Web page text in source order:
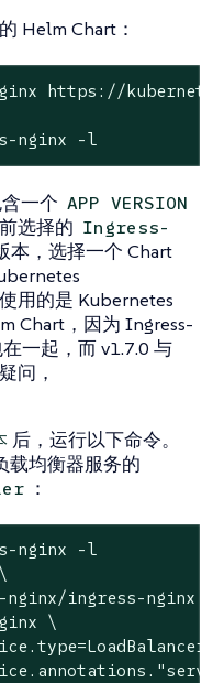
Helm Chart：
https://
nginx -l
一个 APP VERSION
选择的 Ingress-
本，选择一个 Chart
用的是 Kubernetes
Chart，因为 Ingress-
一起，而 v1.7.0 与
问，
后，运行以下命令。
载均衡器服务的
：
nginx -l
ingress-nginx \
\
\